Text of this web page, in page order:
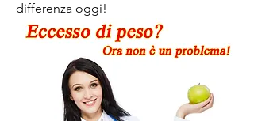
differenza oggi!